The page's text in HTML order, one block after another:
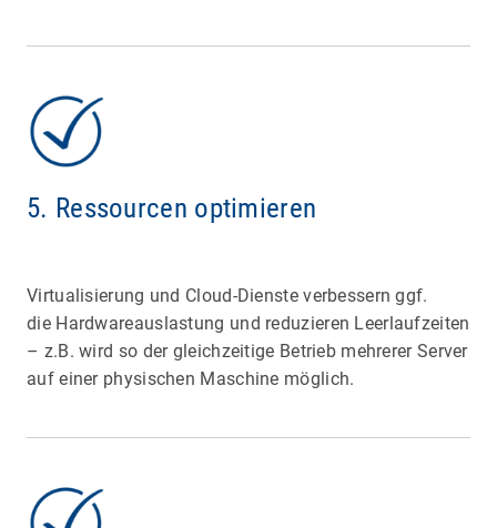
5. Ressourcen optimieren
Virtualisierung und Cloud-Dienste verbessern ggf.
die Hardwareauslastung und reduzieren Leerlaufzeiten
– z.B. wird so der gleichzeitige Betrieb mehrerer Server
auf einer physischen Maschine möglich.